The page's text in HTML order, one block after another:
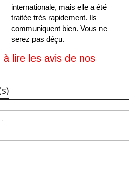
internationale, mais elle a été
traitée très rapidement. Ils
communiquent bien. Vous ne
serez pas déçu.
à lire les avis de nos